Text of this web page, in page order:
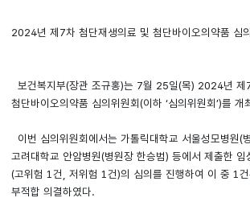
2024년 제7차 첨단재생의료 및 첨단바이오의약품 심
보건복지부(장관 조규홍)는 7월 25일(목) 2024년 제
첨단바이오의약품 심의위원회(이하 ‘심의위원회’)를 개
이번 심의위원회에서는 가톨릭대학교 서울성모병원(
고려대학교 안암병원(병원장 한승범) 등에서 제출한 임
(고위험 1건, 저위험 1건)의 심의를 진행하여 이 중 1
부적합 의결하였다.